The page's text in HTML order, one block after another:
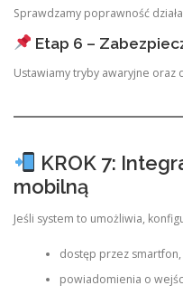
Sprawdzamy poprawność
Etap 6 –
Ustawiamy tryby awaryjne oraz
KROK 7:
mobilną
Jeśli system to umożliwia,
dostęp przez smartfon,
powiadomienia o